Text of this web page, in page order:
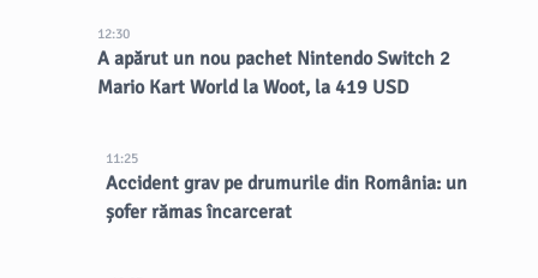
12:30
A apărut un nou pachet Nintendo Switch 2
Mario Kart World la Woot, la 419 USD
11:25
Accident grav pe drumurile din România: un
șofer rămas încarcerat